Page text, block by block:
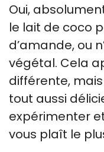
Oui,
le lait de coco
d’amande, ou
végétal. Cela
différente,
tout aussi
expérimenter
vous plaît le